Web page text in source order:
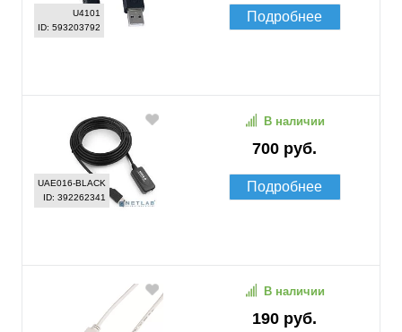
U4101
ID: 593203792
Подробнее
UAE016-BLACK
ID: 392262341
700 руб.
В наличии
Подробнее
190 руб.
В наличии